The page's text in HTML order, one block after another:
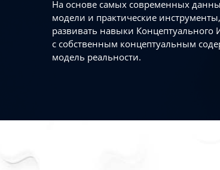
На основе самых современных
модели и практические
развивать навыки Концептуального
с собственным концептуальным
модель реальности.